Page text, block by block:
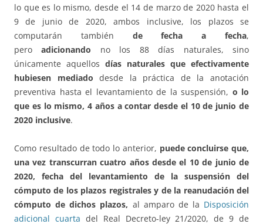
lo que es lo mismo, desde el 14 de marzo de 2020 hasta el
9 de junio de 2020, ambos inclusive, los plazos se
computarán también de fecha a fecha,
peroadicionando no los 88 días naturales, sino
únicamente aquellos días naturales que efectivamente
hubiesen mediado desde la práctica de la anotación
preventiva hasta el levantamiento de la suspensión, o lo
que es lo mismo, 4 años a contar desde el 10 de junio de
2020 inclusive.
Como resultado de todo lo anterior, puede concluirse que,
una vez transcurran cuatro años desde el 10 de junio de
2020, fecha del levantamiento de la suspensión del
cómputo de los plazos registrales y de la reanudación del
cómputo de dichos plazos, al amparo de la Disposición
adicional cuarta del Real Decreto-ley 21/2020, de 9 de